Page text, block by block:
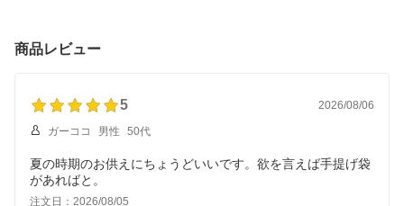
ラ・フランスミックス わ
らび餅 ヨーグルトゼリー
し 彼岸 お中元 暑中お見
元 暑中お見舞い お歳暮
商品レビュー
5 2026/08/06
ガーココ 男性 50代
夏の時期のお供えにちょうどいいです。欲を言えば手提げ袋
があればと。
注文日：2026/08/05